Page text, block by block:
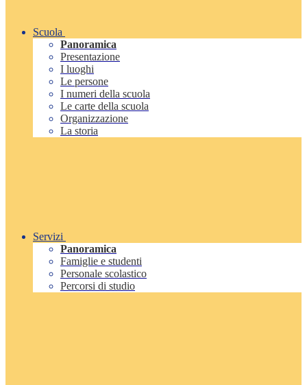
Scuola
Panoramica
Presentazione
I luoghi
Le persone
I numeri della scuola
Le carte della scuola
Organizzazione
La storia
Servizi
Panoramica
Famiglie e studenti
Personale scolastico
Percorsi di studio